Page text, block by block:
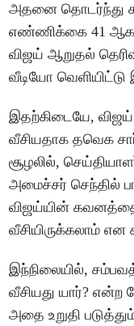
அதனை தொடர்ந்து
எண்ணிக்கை 41 ஆக
விஜய் ஆறுதல்
வீடியோ வெளியிட்டு
இதற்கிடையே, விஜய்
வீசியதாக தவெக
சூழலில்,
அமைச்சர் செந்தில்
விஜய்யின் கவனத்தை
வீசியிருக்கலாம் என
இந்நிலையில்,
வீசியது யார்? என்ற
அதை உறுதி